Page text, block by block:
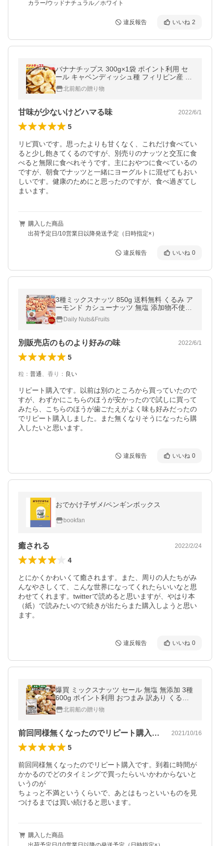
カラー/ウッドナチュラル／ホワイト
違反報告 いいね 2
バナナチップス 300g×1袋 ポイント利用 セ
ール キャベンディッシュ種 フィリピン産 ば
なな バナナ 送料無料
北前船の贈り物
甘味が少ないけどハマる味 2022/6/1
5
リピ買いです。思ったよりも甘くなく、これだけ食べてい
ると少し飽きてくるのですが、別売りのナッツと交互に食
べると無限に食べれそうです。主におやつに食べているの
ですが、朝食でナッツと一緒にヨーグルトに混ぜてもおい
しいです。健康のためにと思ったのですが、食べ過ぎてし
まいます。
購入した商品
出荷予定日/10営業日以降発送予定（日時指定×）
違反報告 いいね 0
3種ミックスナッツ 850g 送料無料 くるみ ア
ーモンド カシューナッツ 無塩 添加物不使用
植物油不使用 チャック付き袋
Daily Nuts&Fruits
別販売店のものより好みの味 2022/6/1
5
粒 ： 普通、 香り ： 良い
リピート購入です。以前は別のところから買っていたので
すが、わずかにこちらのほうが安かったので試しに買って
みたら、こちらのほうが歯ごたえがよく味も好みだったの
でリピート購入しました。また無くなりそうになったら購
入したいと思います。
違反報告 いいね 0
おでかけ子ザメ/ペンギンボックス
bookfan
癒される 2022/2/24
4
とにかくかわいくて癒されます。また、周りの人たちがみ
んなやさしくて、こんな世界になってくれたらいいなと思
わせてくれます。twitterで読めると思いますが、やはり本
（紙）で読みたいので続きが出たらまた購入しようと思い
ます。
違反報告 いいね 0
爆買 ミックスナッツ セール 無塩 無添加 3種
600g ポイント利用 おつまみ 訳あり くるみ
アーモンド カシュー メール便
北前船の贈り物
前回同様無くなったのでリピート購入です… 2021/10/16
5
前回同様無くなったのでリピート購入です。到着に時間が
かかるのでどのタイミングで買ったらいいかわからないと
いうのが
ちょっと不満というくらいで、あとはもっといいものを見
つけるまでは買い続けると思います。
購入した商品